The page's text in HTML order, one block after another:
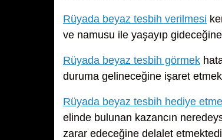
Rüyada beyaz tesbih verilmesi
ve namusu ile yaşayıp
Rüyada beyaz tesbih görmek
duruma gelineceğine işaret
Rüyada beyaz tesbih hediye
elinde bulunan kazancın
zarar edeceğine delalet